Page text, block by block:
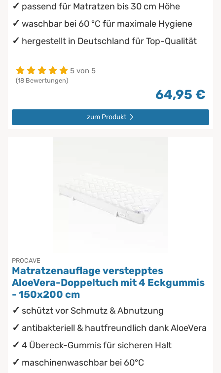
passend für Matratzen bis 30 cm Höhe
waschbar bei 60 °C für maximale Hygiene
hergestellt in Deutschland für Top-Qualität
5 von 5
(18 Bewertungen)
64,95 €
zum Produkt
PROCAVE
Matratzenauflage verstepptes
AloeVera-Doppeltuch mit 4 Eckgummis
- 150x200 cm
schützt vor Schmutz & Abnutzung
antibakteriell & hautfreundlich dank AloeVera
4 Übereck-Gummis für sicheren Halt
maschinenwaschbar bei 60°C